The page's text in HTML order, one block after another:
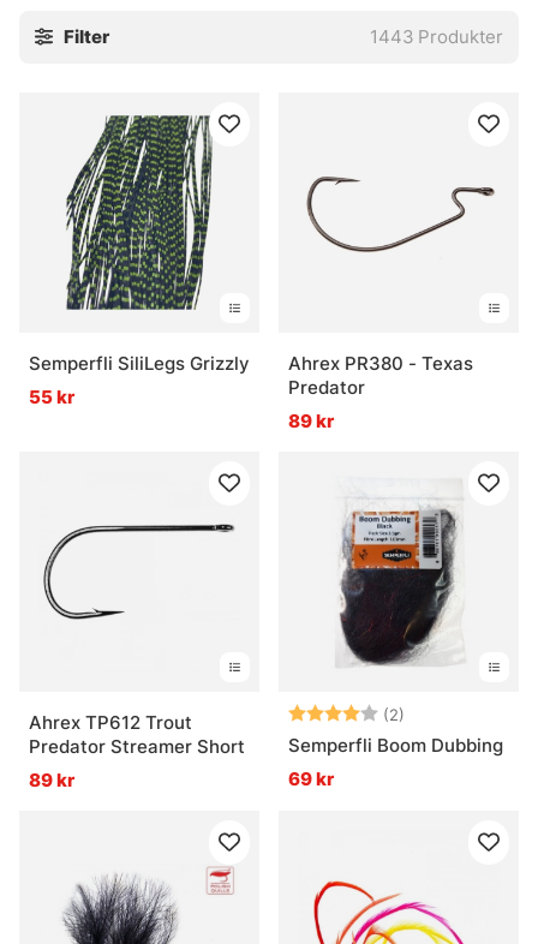
en lång säsong. Kända varumärken, stabil kvalitet och
när det behövs. Smidigt. Och rätt skönt.
Som underkategori hör flugbindningen hemma under
krokar och småplock. Gå tillbaka till huvudkategorin här:
» Krok & småplock
Vad är flugbindning?
Vad är flugbindningsmaterial?
Vad behöver man för att börja binda flugor?
Hur väljer man rätt material?
Filter 1443 Produkter
Semperfli SiliLegs Grizzly
55 kr
Ahrex PR380 - Texas
Predator
89 kr
Ahrex TP612 Trout
Predator Streamer Short
89 kr
Betyg: (2)
Semperfli Boom Dubbing
69 kr